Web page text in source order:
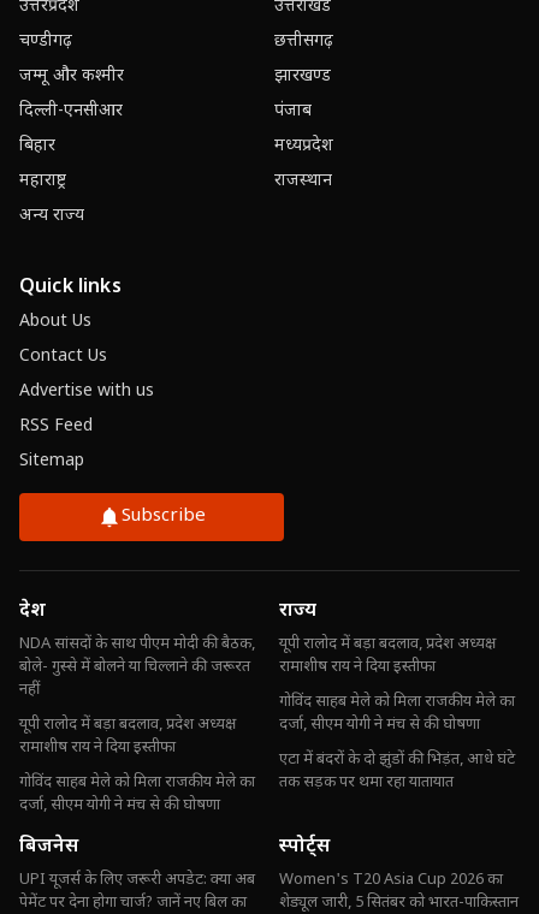
उत्तरप्रदेश
उत्तराखंड
चण्डीगढ़
छत्तीसगढ़
जम्मू और कश्मीर
झारखण्ड
दिल्ली-एनसीआर
पंजाब
बिहार
मध्यप्रदेश
महाराष्ट्र
राजस्थान
अन्य राज्य
Quick links
About Us
Contact Us
Advertise with us
RSS Feed
Sitemap
Subscribe
देश
NDA सांसदों के साथ पीएम मोदी की बैठक,
बोले- गुस्से में बोलने या चिल्लाने की जरूरत
नहीं
यूपी रालोद में बड़ा बदलाव, प्रदेश अध्यक्ष
रामाशीष राय ने दिया इस्तीफा
गोविंद साहब मेले को मिला राजकीय मेले का
दर्जा, सीएम योगी ने मंच से की घोषणा
राज्य
यूपी रालोद में बड़ा बदलाव, प्रदेश अध्यक्ष
रामाशीष राय ने दिया इस्तीफा
गोविंद साहब मेले को मिला राजकीय मेले का
दर्जा, सीएम योगी ने मंच से की घोषणा
एटा में बंदरों के दो झुंडों की भिड़ंत, आधे घंटे
तक सड़क पर थमा रहा यातायात
बिजनेस
UPI यूजर्स के लिए जरूरी अपडेट: क्या अब
पेमेंट पर देना होगा चार्ज? जानें नए बिल का
स्पोर्ट्स
Women's T20 Asia Cup 2026 का
शेड्यूल जारी, 5 सितंबर को भारत-पाकिस्तान